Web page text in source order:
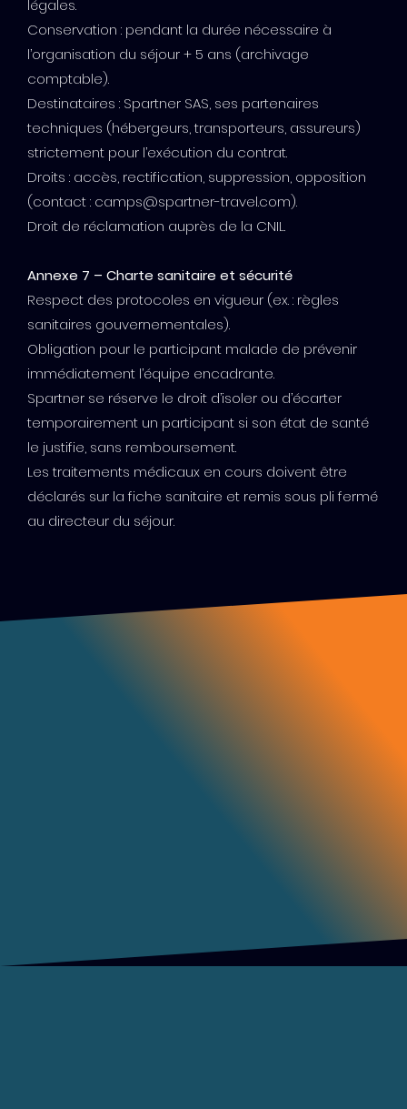
légales.
Conservation : pendant la durée nécessaire à
l’organisation du séjour + 5 ans (archivage
comptable).
Destinataires : Spartner SAS, ses partenaires
techniques (hébergeurs, transporteurs, assureurs)
strictement pour l’exécution du contrat.
Droits : accès, rectification, suppression, opposition
(contact : camps@spartner-travel.com).
Droit de réclamation auprès de la CNIL.
Annexe 7 – Charte sanitaire et sécurité
Respect des protocoles en vigueur (ex. : règles
sanitaires gouvernementales).
Obligation pour le participant malade de prévenir
immédiatement l’équipe encadrante.
Spartner se réserve le droit d’isoler ou d’écarter
temporairement un participant si son état de santé
le justifie, sans remboursement.
Les traitements médicaux en cours doivent être
déclarés sur la fiche sanitaire et remis sous pli fermé
au directeur du séjour.